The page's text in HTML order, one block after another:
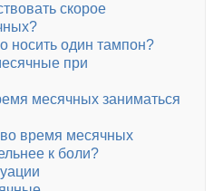
скорое
носить один тампон?
при
месячных заниматься
время месячных
к боли?